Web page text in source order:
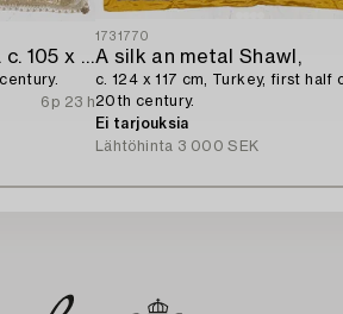
A silk and metal shawl. c. 105 x 99 cm,
6p 23 h
1731770
A silk an metal Shawl,
c. 124 x 117 cm, Turkey, first half
20th century.
Ei tarjouksia
Lähtöhinta 3 000 SEK